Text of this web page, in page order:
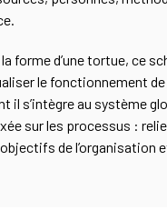
forme d’une tortue, ce
le fonctionnement
il s’intègre au système
sur les processus :
de l’organisation